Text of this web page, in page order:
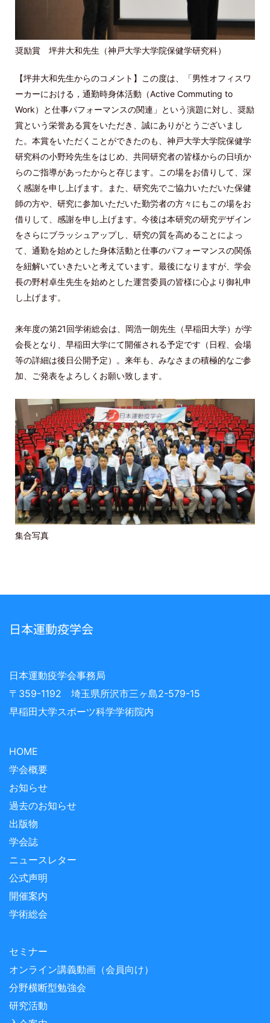
奨励賞 坪井大和先生（神戸大学大学院保健学研究科）
【坪井大和先生からのコメント】この度は、「男性オフィスワ
ーカーにおける，通勤時身体活動（Active Commuting to
Work）と仕事パフォーマンスの関連」という演題に対し、奨励
賞という栄誉ある賞をいただき、誠にありがとうございまし
た。本賞をいただくことができたのも、神戸大学大学院保健学
研究科の小野玲先生をはじめ、共同研究者の皆様からの日頃か
らのご指導があったからと存じます。この場をお借りして、深
く感謝を申し上げます。また、研究先でご協力いただいた保健
師の方や、研究に参加いただいた勤労者の方々にもこの場をお
借りして、感謝を申し上げます。今後は本研究の研究デザイン
をさらにブラッシュアップし、研究の質を高めることによっ
て、通勤を始めとした身体活動と仕事のパフォーマンスの関係
を紐解いていきたいと考えています。最後になりますが、学会
長の野村卓生先生を始めとした運営委員の皆様に心より御礼申
し上げます。
来年度の第21回学術総会は、岡浩一朗先生（早稲田大学）が学
会長となり、早稲田大学にて開催される予定です（日程、会場
等の詳細は後日公開予定）。来年も、みなさまの積極的なご参
加、ご発表をよろしくお願い致します。
集合写真
日本運動疫学会
日本運動疫学会事務局
〒359-1192 埼玉県所沢市三ヶ島2-579-15
早稲田大学スポーツ科学学術院内
HOME
学会概要
お知らせ
過去のお知らせ
出版物
学会誌
ニュースレター
公式声明
開催案内
学術総会
セミナー
オンライン講義動画（会員向け）
分野横断型勉強会
研究活動